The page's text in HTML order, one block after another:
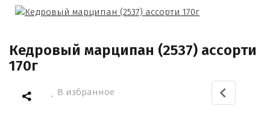
Кедровый марципан (2537) ассорти
170г
В избранное